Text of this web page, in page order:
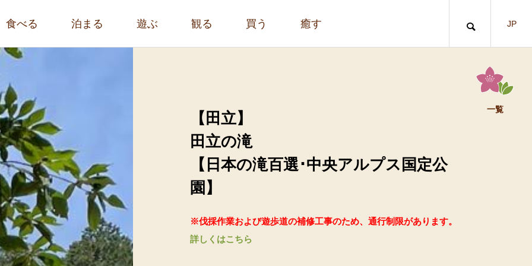
食べる 泊まる 遊ぶ 観る 買う 癒す JP
【田立】
田立の滝
【日本の滝百選･中央アルプス国定公
園】
※伐採作業および遊歩道の補修工事のため、通行制限があります。
詳しくはこちら
一覧